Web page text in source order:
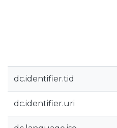
dc.identifier.tid
dc.identifier.uri